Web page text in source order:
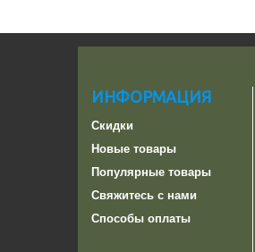
ИНФОРМАЦИЯ
Скидки
Новые товары
Популярные товары
Свяжитесь с нами
Способы оплаты